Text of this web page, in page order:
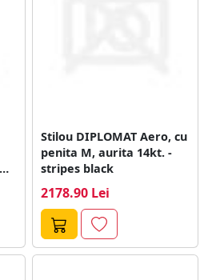
Stilou DIPLOMAT Aero, cu
penita M, aurita 14kt. -
stripes black
2178.90 Lei